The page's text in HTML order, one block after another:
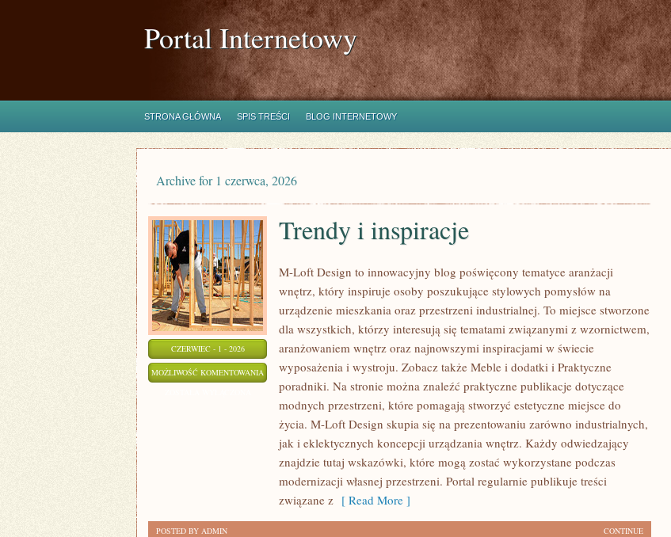
Portal Internetowy
STRONA GŁÓWNA SPIS TREŚCI BLOG INTERNETOWY
Archive for 1 czerwca, 2026
CZERWIEC - 1 - 2026
MOŻLIWOŚĆ KOMENTOWANIA TRENDY
INSPIRACJE
Trendy i inspiracje
M-Loft Design to innowacyjny blog poświęcony tematyce aranżacji
wnętrz, który inspiruje osoby poszukujące stylowych pomysłów na
urządzenie mieszkania oraz przestrzeni industrialnej. To miejsce stworzone
dla wszystkich, którzy interesują się tematami związanymi z wzornictwem,
aranżowaniem wnętrz oraz najnowszymi inspiracjami w świecie
wyposażenia i wystroju. Zobacz także Meble i dodatki i Praktyczne
poradniki. Na stronie można znaleźć praktyczne publikacje dotyczące
modnych przestrzeni, które pomagają stworzyć estetyczne miejsce do
życia. M-Loft Design skupia się na prezentowaniu zarówno industrialnych,
jak i eklektycznych koncepcji urządzania wnętrz. Każdy odwiedzający
znajdzie tutaj wskazówki, które mogą zostać wykorzystane podczas
modernizacji własnej przestrzeni. Portal regularnie publikuje treści
związane z [ Read More ]
CONTINUE
POSTED BY ADMIN